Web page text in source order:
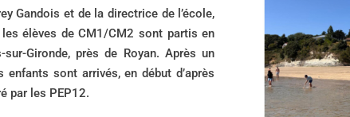
Gandois et de la directrice de l’école,
élèves de CM1/CM2 sont partis en
Gironde, près de Royan. Après un
sont arrivés, en début d’après
par les PEP12.